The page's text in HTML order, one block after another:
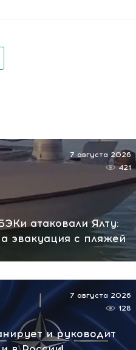
атаковали Ялту:
эвакуация с пляжей
7 августа 2026
421
и руководит
7 августа 2026
128